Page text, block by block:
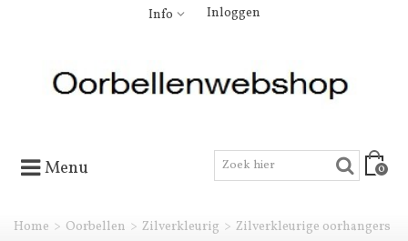
Info Inloggen
Menu 0
Home > Oorbellen > Zilverkleurig > Zilverkleurige oorhangers